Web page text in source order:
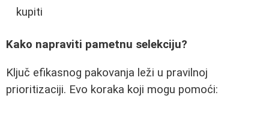
kupiti
Kako napraviti pametnu selekciju?
Ključ efikasnog pakovanja leži u pravilnoj
prioritizaciji. Evo koraka koji mogu pomoći: